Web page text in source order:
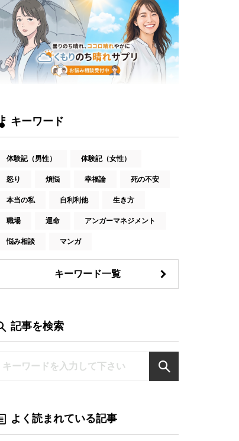
キーワード
体験記（男性） 体験記（女性）
怒り 煩悩 幸福論 死の不安
本当の私 自利利他 生き方
職場 運命 アンガーマネジメント
悩み相談 マンガ
キーワード一覧
記事を検索
よく読まれている記事